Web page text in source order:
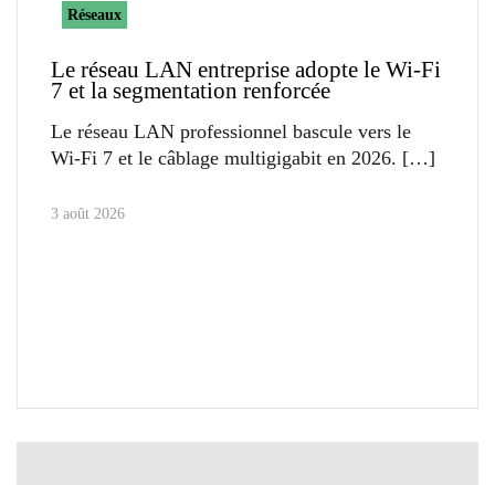
Réseaux
Le réseau LAN entreprise adopte le Wi-Fi
7 et la segmentation renforcée
Le réseau LAN professionnel bascule vers le
Wi-Fi 7 et le câblage multigigabit en 2026.
3 août 2026